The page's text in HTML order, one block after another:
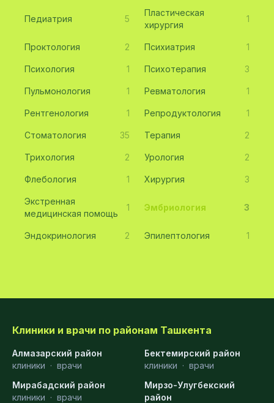
Педиатрия 5
Пластическая
хирургия
1
Проктология 2 Психиатрия 1
Психология 1 Психотерапия 3
Пульмонология 1 Ревматология 1
Рентгенология 1 Репродуктология 1
Стоматология 35 Терапия 2
Трихология 2 Урология 2
Флебология 1 Хирургия 3
Экстренная
медицинская помощь
1 Эмбриология 3
Эндокринология 2 Эпилептология 1
Клиники и врачи по районам Ташкента
Алмазарский район
клиники · врачи
Бектемирский район
клиники · врачи
Мирабадский район
клиники · врачи
Мирзо-Улугбекский
район